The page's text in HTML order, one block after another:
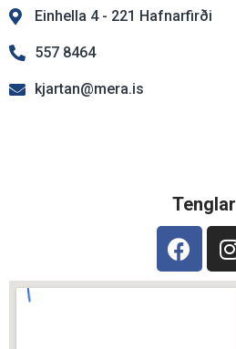
Einhella 4 - 221 Hafnarfirði
557 8464
kjartan@mera.is
Tenglar